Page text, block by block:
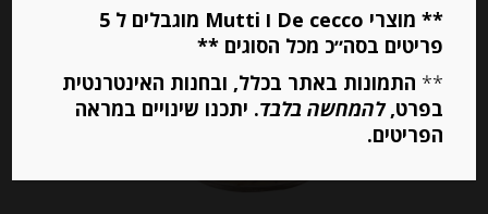
** מוצרי De cecco ו Mutti מוגבלים ל 5
פריטים בסה״כ מכל הסוגים **
** התמונות באתר בכלל, ובחנות האינטרנטית
בפרט,להמחשה בלבד. יתכנו שינויים במראה
הפריטים.